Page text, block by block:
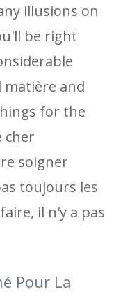
illusions on
be right
matière and
for the
cher
soigner
toujours les
il n'y a pas
Pour La